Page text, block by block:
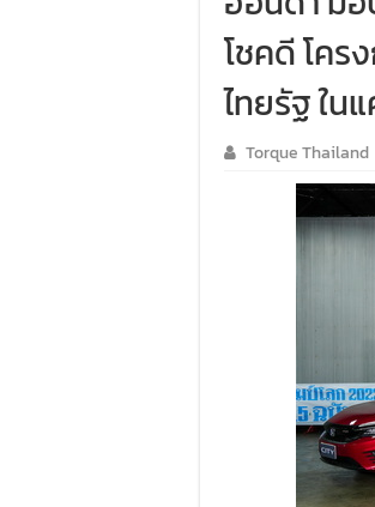
โชคดี โคร
ไทยรัฐ ใน
Torque Thailand